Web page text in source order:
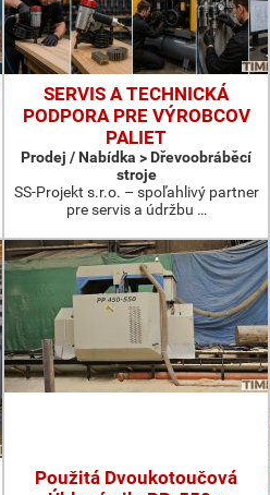
SERVIS A TECHNICKÁ
PODPORA PRE VÝROBCOV
PALIET
Prodej / Nabídka > Dřevoobráběcí
stroje
SS-Projekt s.r.o. – spoľahlivý partner
pre servis a údržbu …
Použitá Dvoukotoučová